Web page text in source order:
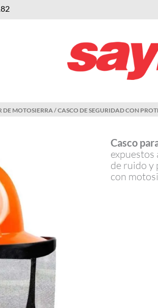
DE MOTOSIERRA/ CASCO DE SEGURIDAD CON
Casco
expuestos
de ruido y
con